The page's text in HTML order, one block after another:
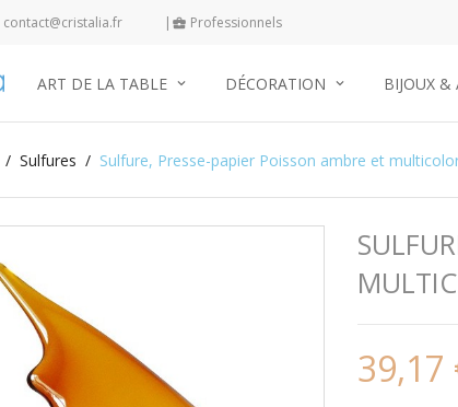
contact@cristalia.fr |  Professionnels
ART DE LA TABLE DÉCORATION BIJOUX &
Sulfures Sulfure, Presse-papier Poisson ambre et
39,17